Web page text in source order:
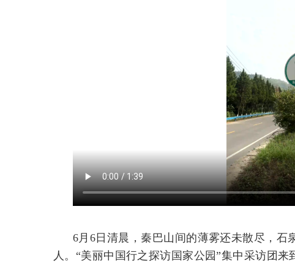
6月6日清晨，秦巴山间的薄雾还未散尽，石
人。“美丽中国行之探访国家公园”集中采访团